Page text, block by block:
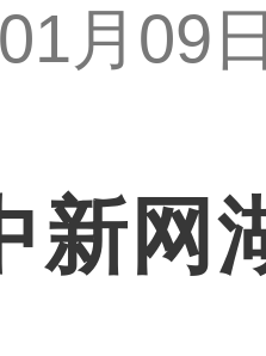
月09
新网